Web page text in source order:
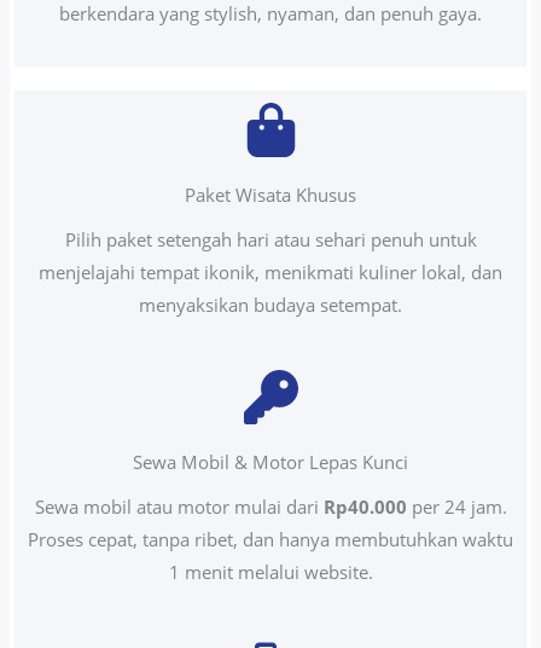
berkendara yang stylish, nyaman, dan penuh gaya.
Paket Wisata Khusus
Pilih paket setengah hari atau sehari penuh untuk
menjelajahi tempat ikonik, menikmati kuliner lokal, dan
menyaksikan budaya setempat.
Sewa Mobil & Motor Lepas Kunci
Sewa mobil atau motor mulai dari Rp40.000 per 24 jam.
Proses cepat, tanpa ribet, dan hanya membutuhkan waktu
1 menit melalui website.